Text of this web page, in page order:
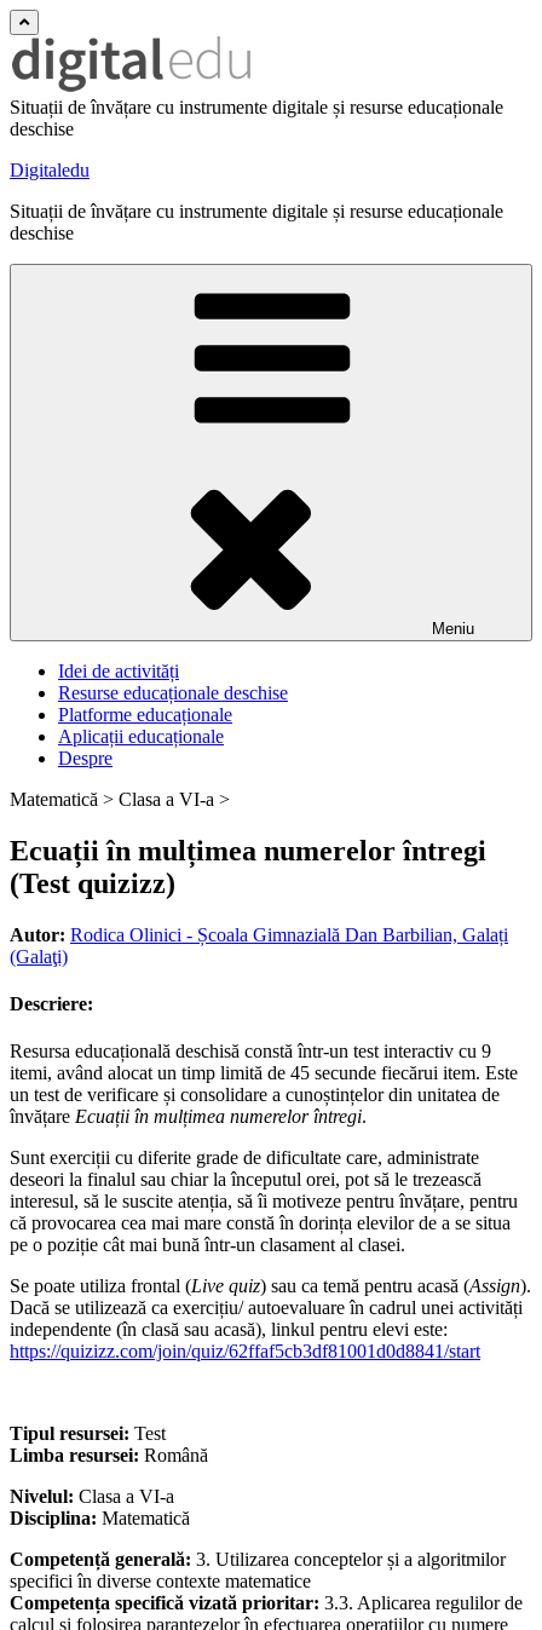
Situații de învățare cu instrumente digitale și resurse educaționale
deschise
Digitaledu
Situații de învățare cu instrumente digitale și resurse educaționale
deschise
Meniu
Idei de activități
Resurse educaționale deschise
Platforme educaționale
Aplicații educaționale
Despre
Matematică > Clasa a VI-a >
Ecuații în mulțimea numerelor întregi
(Test quizizz)
Autor: Rodica Olinici - Școala Gimnazială Dan Barbilian, Galați
(Galaţi)
Descriere:
Resursa educațională deschisă constă într-un test interactiv cu 9
itemi, având alocat un timp limită de 45 secunde fiecărui item. Este
un test de verificare și consolidare a cunoștințelor din unitatea de
învățare Ecuații în mulțimea numerelor întregi.
Sunt exerciții cu diferite grade de dificultate care, administrate
deseori la finalul sau chiar la începutul orei, pot să le trezească
interesul, să le suscite atenția, să îi motiveze pentru învățare, pentru
că provocarea cea mai mare constă în dorința elevilor de a se situa
pe o poziție cât mai bună într-un clasament al clasei.
Se poate utiliza frontal (Live quiz) sau ca temă pentru acasă (Assign).
Dacă se utilizează ca exercițiu/ autoevaluare în cadrul unei activități
independente (în clasă sau acasă), linkul pentru elevi este:
https://quizizz.com/join/quiz/62ffaf5cb3df81001d0d8841/start
Tipul resursei: Test
Limba resursei: Română
Nivelul: Clasa a VI-a
Disciplina: Matematică
Competență generală: 3. Utilizarea conceptelor și a algoritmilor
specifici în diverse contexte matematice
Competența specifică vizată prioritar: 3.3. Aplicarea regulilor de
calcul şi folosirea parantezelor în efectuarea operaţiilor cu numere